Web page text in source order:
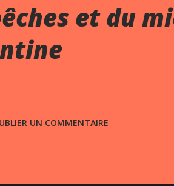
et du
UN COMMENTAIRE